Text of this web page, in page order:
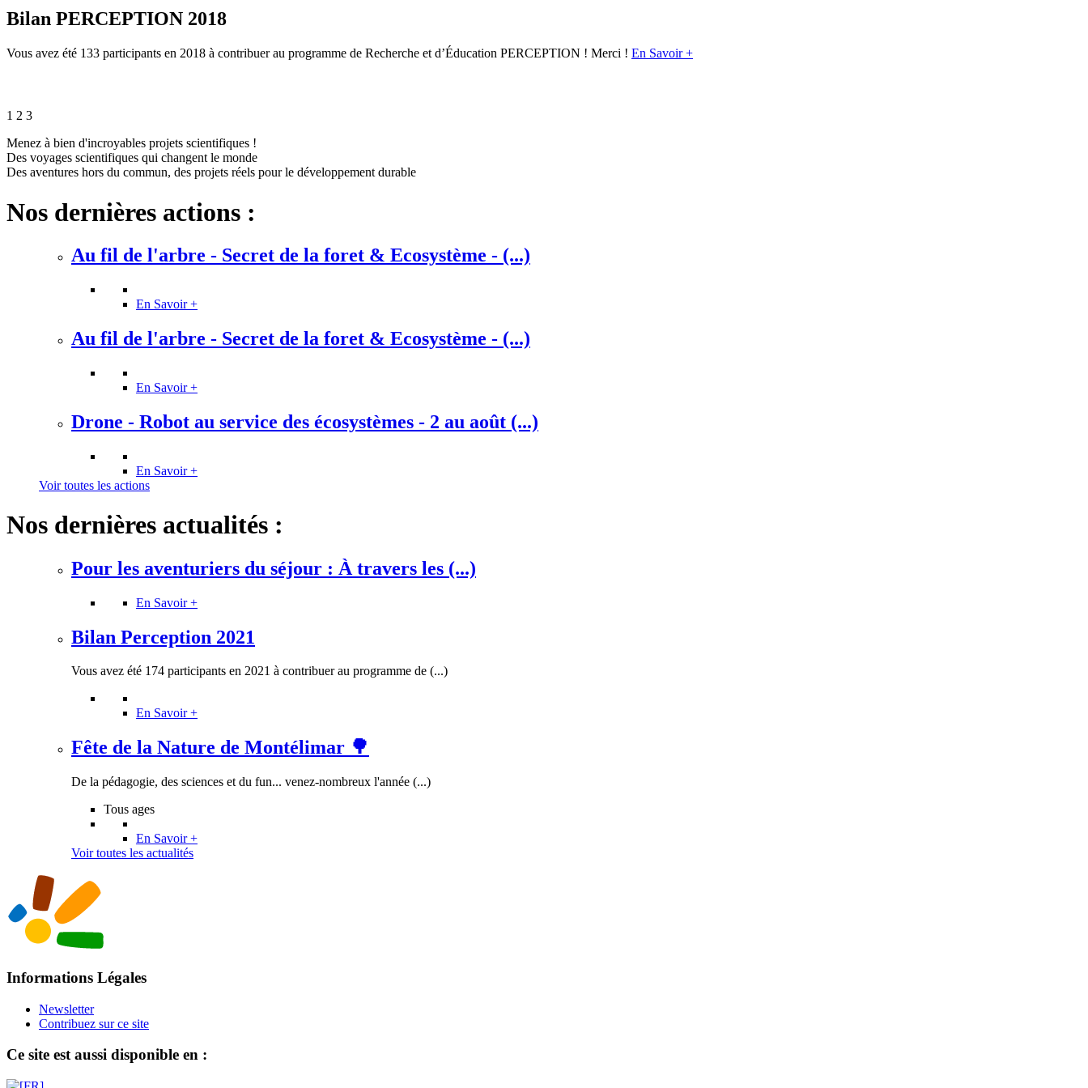
Bilan PERCEPTION 2018
Vous avez été 133 participants en 2018 à contribuer au programme de Recherche et d’Éducation PERCEPTION ! Merci ! En Savoir +
1 2 3
Menez à bien d'incroyables projets scientifiques !
Des voyages scientifiques qui changent le monde
Des aventures hors du commun, des projets réels pour le développement durable
Nos dernières actions :
Au fil de l'arbre - Secret de la foret & Ecosystème - (...)
En Savoir +
Au fil de l'arbre - Secret de la foret & Ecosystème - (...)
En Savoir +
Drone - Robot au service des écosystèmes - 2 au août (...)
En Savoir +
Voir toutes les actions
Nos dernières actualités :
Pour les aventuriers du séjour : À travers les (...)
En Savoir +
Bilan Perception 2021
Vous avez été 174 participants en 2021 à contribuer au programme de (...)
En Savoir +
Fête de la Nature de Montélimar 🌳
De la pédagogie, des sciences et du fun... venez-nombreux l'année (...)
Tous ages
En Savoir +
Voir toutes les actualités
Informations Légales
Newsletter
Contribuez sur ce site
Ce site est aussi disponible en :